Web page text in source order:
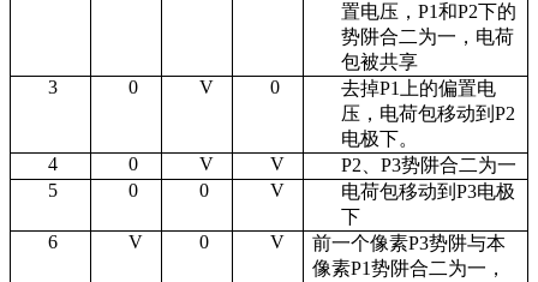
置电压， P1和P2下的
势阱合二为一，电荷
包被共享
3
0 V 0 去掉P1
上的偏置电
压，电荷包移动到 P2
电极下。
4
0 V V P2 P3势阱合二为一
5
0 0 V 电荷包移动到 P3电极
下
6
V 0 V 前一个像素P3势阱与本
像素P1势阱合二为一，